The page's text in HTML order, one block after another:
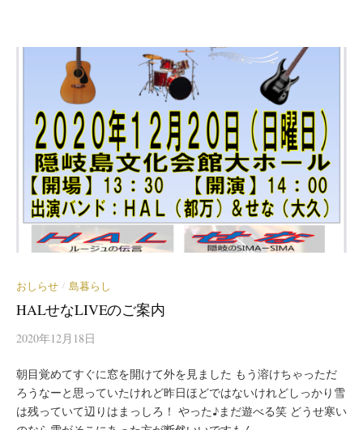
おしらせ / 島暮らし
HALせなLIVEのご案内
2020年12月18日
朝目覚めてすぐに窓を開けて外を見ました もう溶けちゃっただ
ろうなーと思っていたけれど昨日ほどではないけれどしっかり雪
は残っていて辺りはまっしろ！ やった♪まだ遊べる笑 どうせ寒い